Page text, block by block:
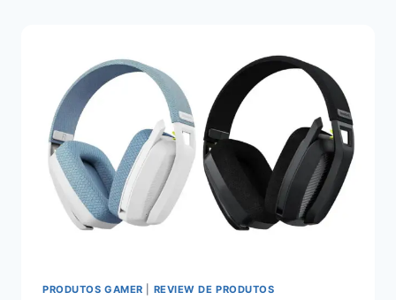
PRODUTOS GAMER REVIEW DE PRODUTOS